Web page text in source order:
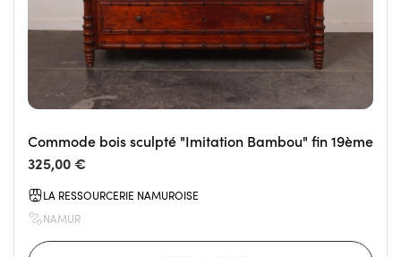
Commode bois sculpté "Imitation Bambou" fin 19ème
325,00 €
LA RESSOURCERIE NAMUROISE
NAMUR